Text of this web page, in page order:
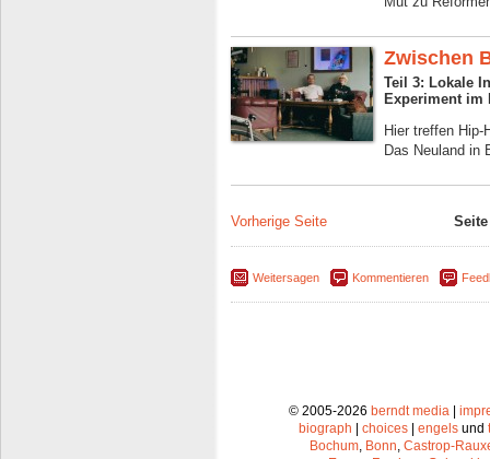
Zwischen
Teil 3: Lokale
Experiment im
Hier treffen
Das Neuland in
Vorherige Seite
Weitersagen Kommentieren
© 2005-2026 berndt media |
biograph | choices | engels und
Bochum Bonn Castrop-